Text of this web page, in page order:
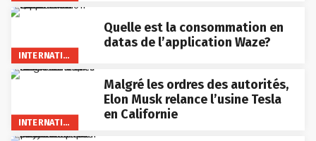
INTERNATIONAL
Quelle est la consommation en
datas de l’application Waze?
INTERNATIONAL
Malgré les ordres des autorités,
Elon Musk relance l’usine Tesla
en Californie